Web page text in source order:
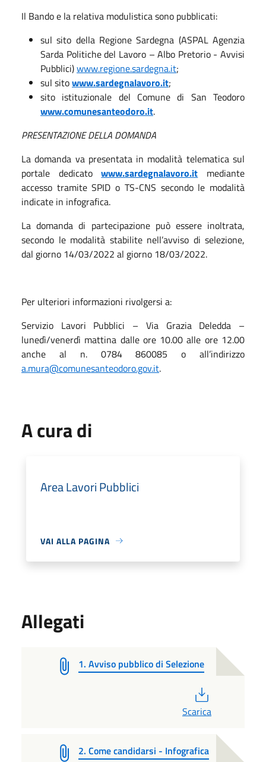
Il Bando e la relativa modulistica sono pubblicati:
sul sito della Regione Sardegna (ASPAL Agenzia
Sarda Politiche del Lavoro – Albo Pretorio - Avvisi
Pubblici)www.regione.sardegna.it;
sul sitowww.sardegnalavoro.it;
sito istituzionale del Comune di San Teodoro
www.comunesanteodoro.it.
PRESENTAZIONE DELLA DOMANDA
La domanda va presentata in modalità telematica sul
portale dedicatowww.sardegnalavoro.it
mediante
accesso tramite SPID o TS-CNS secondo le modalità
indicate in infografica.
La domanda di partecipazione può essere inoltrata,
secondo le modalità stabilite nell’avviso di selezione,
dal giorno 14/03/2022 al giorno 18/03/2022.
Per ulteriori informazioni rivolgersi a:
Servizio Lavori Pubblici – Via Grazia Deledda –
lunedì/venerdì mattina dalle ore 10.00 alle ore 12.00
anche al n. 0784 860085 o all’indirizzo
a.mura@comunesanteodoro.gov.it.
A cura di
Area Lavori Pubblici
VAI ALLA PAGINA
Allegati
1. Avviso pubblico di Selezione
Scarica
2. Come candidarsi - Infografica